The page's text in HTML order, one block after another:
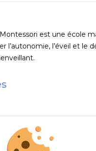
est une école
l’autonomie, l’éveil et